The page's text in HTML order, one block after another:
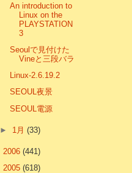
An introduction to
Linux on the
PLAYSTATION
3
Seoulで見付けた
Vineと三段バラ
Linux-2.6.19.2
SEOUL夜景
SEOUL電源
► 1月(33)
2006 (441)
2005 (618)